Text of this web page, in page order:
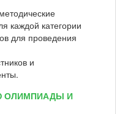
каждой категории
для проведения
и
ОЛИМПИАДЫ И